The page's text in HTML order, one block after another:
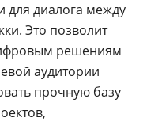
для диалога между
Это позволит
решениям
аудитории
прочную базу